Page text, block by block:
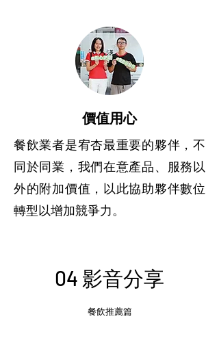
價值用心
餐飲業者是宥杏最重要的夥伴，不
同於同業，我們在意產品、服務以
外的附加價值，以此協助夥伴數位
轉型以增加競爭力。
04 影音分享
​餐飲推薦篇